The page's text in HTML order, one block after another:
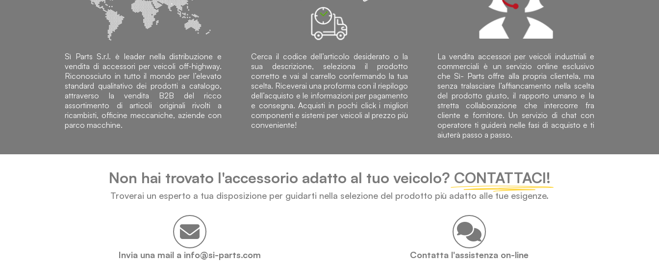
Sì Parts S.r.l. è leader nella distribuzione e
vendita di accessori per veicoli off-highway.
Riconosciuto in tutto il mondo per l’elevato
standard qualitativo dei prodotti a catalogo,
attraverso la vendita B2B del ricco
assortimento di articoli originali rivolti a
ricambisti, officine meccaniche, aziende con
parco macchine.
Cerca il codice dell’articolo desiderato o la
sua descrizione, seleziona il prodotto
corretto e vai al carrello confermando la tua
scelta. Riceverai una proforma con il riepilogo
dell’acquisto e le informazioni per pagamento
e consegna. Acquisti in pochi click i migliori
componenti e sistemi per veicoli al prezzo più
conveniente!
La vendita accessori per veicoli industriali e
commerciali è un servizio online esclusivo
che Sì- Parts offre alla propria clientela, ma
senza tralasciare l’affiancamento nella scelta
del prodotto giusto, il rapporto umano e la
stretta collaborazione che intercorre fra
cliente e fornitore. Un servizio di chat con
operatore ti guiderà nelle fasi di acquisto e ti
aiuterà passo a passo.
Non hai trovato l'accessorio adatto al tuo veicolo? CONTATTACI!
Troverai un esperto a tua disposizione per guidarti nella selezione del prodotto più adatto alle tue esigenze.
Invia una mail a info@si-parts.com Contatta l'assistenza on-line